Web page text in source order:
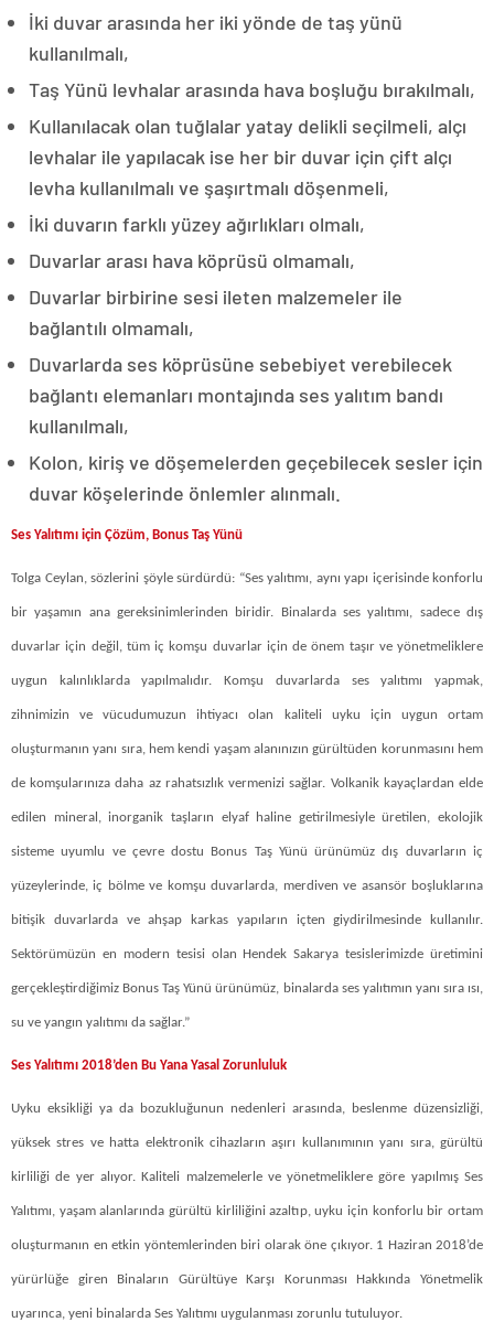
İki duvar arasında her iki yönde de taş yünü
kullanılmalı,
Taş Yünü levhalar arasında hava boşluğu bırakılmalı,
Kullanılacak olan tuğlalar yatay delikli seçilmeli, alçı
levhalar ile yapılacak ise her bir duvar için çift alçı
levha kullanılmalı ve şaşırtmalı döşenmeli,
İki duvarın farklı yüzey ağırlıkları olmalı,
Duvarlar arası hava köprüsü olmamalı,
Duvarlar birbirine sesi ileten malzemeler ile
bağlantılı olmamalı,
Duvarlarda ses köprüsüne sebebiyet verebilecek
bağlantı elemanları montajında ses yalıtım bandı
kullanılmalı,
Kolon, kiriş ve döşemelerden geçebilecek sesler için
duvar köşelerinde önlemler alınmalı.
Ses Yalıtımı için Çözüm, Bonus Taş Yünü
Tolga Ceylan, sözlerini şöyle sürdürdü: “Ses yalıtımı, aynı yapı içerisinde konforlu
bir yaşamın ana gereksinimlerinden biridir. Binalarda ses yalıtımı, sadece dış
duvarlar için değil, tüm iç komşu duvarlar için de önem taşır ve yönetmeliklere
uygun kalınlıklarda yapılmalıdır. Komşu duvarlarda ses yalıtımı yapmak,
zihnimizin ve vücudumuzun ihtiyacı olan kaliteli uyku için uygun ortam
oluşturmanın yanı sıra, hem kendi yaşam alanınızın gürültüden korunmasını hem
de komşularınıza daha az rahatsızlık vermenizi sağlar. Volkanik kayaçlardan elde
edilen mineral, inorganik taşların elyaf haline getirilmesiyle üretilen, ekolojik
sisteme uyumlu ve çevre dostu Bonus Taş Yünü ürünümüz dış duvarların iç
yüzeylerinde, iç bölme ve komşu duvarlarda, merdiven ve asansör boşluklarına
bitişik duvarlarda ve ahşap karkas yapıların içten giydirilmesinde kullanılır.
Sektörümüzün en modern tesisi olan Hendek Sakarya tesislerimizde üretimini
gerçekleştirdiğimiz Bonus Taş Yünü ürünümüz, binalarda ses yalıtımın yanı sıra ısı,
su ve yangın yalıtımı da sağlar.”
Ses Yalıtımı 2018’den Bu Yana Yasal Zorunluluk
Uyku eksikliği ya da bozukluğunun nedenleri arasında, beslenme düzensizliği,
yüksek stres ve hatta elektronik cihazların aşırı kullanımının yanı sıra, gürültü
kirliliği de yer alıyor. Kaliteli malzemelerle ve yönetmeliklere göre yapılmış Ses
Yalıtımı, yaşam alanlarında gürültü kirliliğini azaltıp, uyku için konforlu bir ortam
oluşturmanın en etkin yöntemlerinden biri olarak öne çıkıyor. 1 Haziran 2018’de
yürürlüğe giren Binaların Gürültüye Karşı Korunması Hakkında Yönetmelik
uyarınca, yeni binalarda Ses Yalıtımı uygulanması zorunlu tutuluyor.